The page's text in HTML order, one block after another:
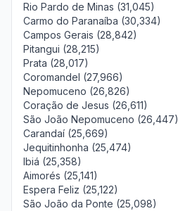
Rio Pardo de Minas (31,045)
Carmo do Paranaíba (30,334)
Campos Gerais (28,842)
Pitangui (28,215)
Prata (28,017)
Coromandel (27,966)
Nepomuceno (26,826)
Coração de Jesus (26,611)
São João Nepomuceno (26,447)
Carandaí (25,669)
Jequitinhonha (25,474)
Ibiá (25,358)
Aimorés (25,141)
Espera Feliz (25,122)
São João da Ponte (25,098)